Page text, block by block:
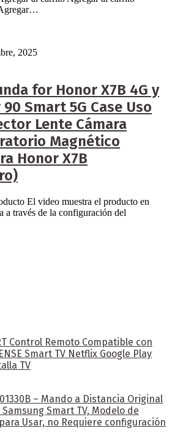
2025
for Honor X7B 4G y
Smart 5G Case Uso
Lente Cámara
Magnético
Honor X7B
El video muestra el producto en
a través de la configuración del
Control Remoto Compatible con
Smart TV Netflix Google Play
TV
– Mando a Distancia Original
Smart TV, Modelo de
Usar, no Requiere configuración